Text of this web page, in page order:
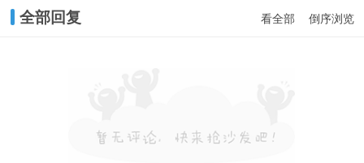
全部回复 看全部 倒序浏览